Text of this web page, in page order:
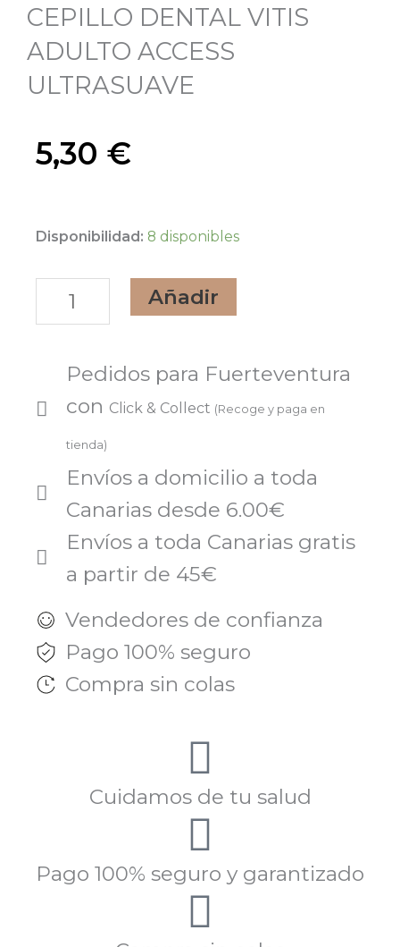
CEPILLO DENTAL VITIS
ADULTO ACCESS
ULTRASUAVE
5,30 €
Disponibilidad: 8 disponibles
CEPILLO
VITIS
ADULTO
ACCESS
ULTRASUAVE
Añadir
Pedidos para Fuerteventura
con Click & Collect (Recoge y paga en
tienda)
Envíos a domicilio a toda
Canarias desde 6.00€
Envíos a toda Canarias gratis
a partir de 45€
Vendedores de confianza
Pago 100% seguro
Compra sin colas
Cuidamos de tu salud
Pago 100% seguro y garantizado